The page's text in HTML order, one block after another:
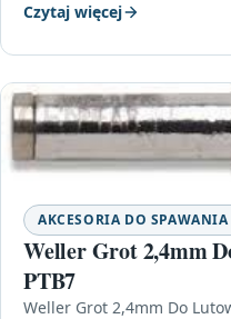
Czytaj więcej
AKCESORIA DO
Weller Grot 2,4mm
PTB7
Weller Grot 2,4mm Do